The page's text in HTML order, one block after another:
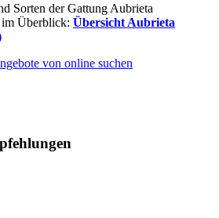
Sorten der Gattung Aubrieta
Überblick: Übersicht Aubrieta
von online suchen